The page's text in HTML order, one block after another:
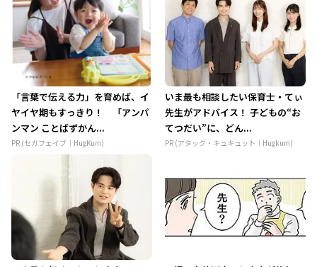
「言葉で伝える力」を育めば、イ
ヤイヤ期もすっきり！ 「アンパ
ンマン ことばずかん...
PR (セガフェイブ｜HugKum)
いま最も相談したい保育士・てぃ
先生がアドバイス！ 子どもの“お
てつだい”に、どん...
PR (アタック・キュキュット｜Hugkum)